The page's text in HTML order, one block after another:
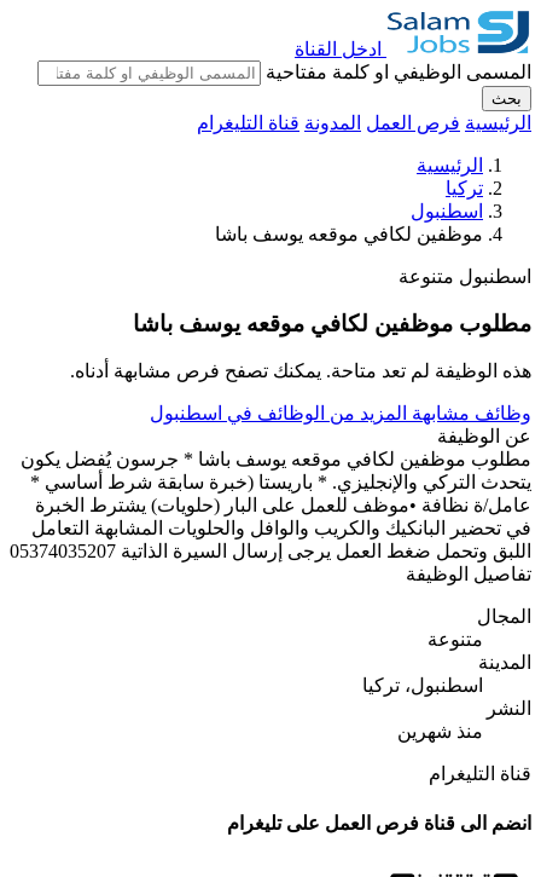
ادخل القناة
المسمى الوظيفي او كلمة مفتاحية
بحث
الرئيسية فرص العمل المدونة قناة التليغرام
الرئيسية
تركيا
اسطنبول
موظفين لكافي موقعه يوسف باشا
اسطنبول متنوعة
مطلوب موظفين لكافي موقعه يوسف باشا
هذه الوظيفة لم تعد متاحة. يمكنك تصفح فرص مشابهة أدناه.
وظائف مشابهة المزيد من الوظائف في اسطنبول
عن الوظيفة
مطلوب موظفين لكافي موقعه يوسف باشا * جرسون يُفضل يكون
يتحدث التركي والإنجليزي. * باريستا (خبرة سابقة شرط أساسي *
عامل/ة نظافة •موظف للعمل على البار (حلويات) يشترط الخبرة
في تحضير البانكيك والكريب والوافل والحلويات المشابهة التعامل
اللبق وتحمل ضغط العمل يرجى إرسال السيرة الذاتية 05374035207
تفاصيل الوظيفة
المجال
متنوعة
المدينة
اسطنبول، تركيا
النشر
منذ شهرين
قناة التليغرام
انضم الى قناة فرص العمل على تليغرام